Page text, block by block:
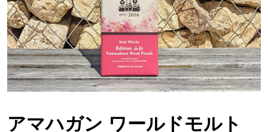
アマハガン ワールドモルト